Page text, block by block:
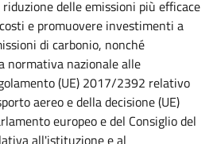
delle emissioni più efficace
e promuovere investimenti a
di carbonio, nonché
normativa nazionale alle
(UE) 2017/2392 relativo
aereo e della decisione (UE)
europeo e del Consiglio del
all'istituzione e al